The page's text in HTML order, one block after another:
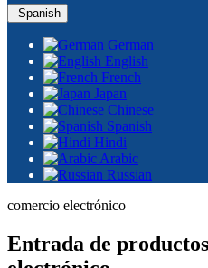
Spanish
German
English
French
Japan
Chinese
Spanish
Hindi
Arabic
Russian
comercio electrónico
Entrada de